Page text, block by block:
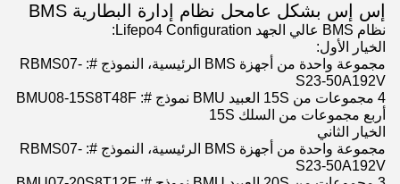
إس إس بشكل عامحل نظام إدارة البطارية BMS
نظام BMS عالي الجهد Lifepo4 Configuration:
الخيار الأول:
مجموعة واحدة من أجهزة BMS الرئيسية، النموذج #: RBMS07-
S23-50A192V
4 مجموعات من 15S العبيد BMU نموذج #: BMU08-15S8T48F
أربع مجموعات من السلك 15S
الخيار الثاني
مجموعة واحدة من أجهزة BMS الرئيسية، النموذج #: RBMS07-
S23-50A192V